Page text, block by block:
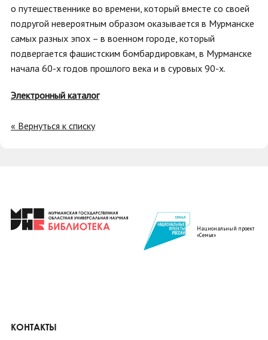
о путешественнике во времени, который вместе со своей
подругой невероятным образом оказывается в Мурманске
самых разных эпох – в военном городе, который
подвергается фашистским бомбардировкам, в Мурманске
начала 60-х годов прошлого века и в суровых 90-х.
Электронный каталог
« Вернуться к списку
Национальный проект
«Семья»
КОНТАКТЫ